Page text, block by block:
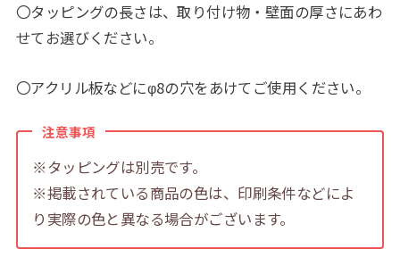
〇タッピングの長さは、取り付け物・壁面の厚さにあわ
せてお選びください。
〇アクリル板などにφ8の穴をあけてご使用ください。
注意事項
※タッピングは別売です。
※掲載されている商品の色は、印刷条件などによ
り実際の色と異なる場合がございます。